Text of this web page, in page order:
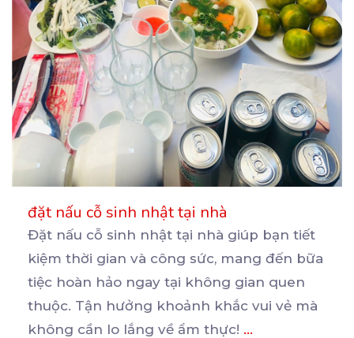
đặt nấu cỗ sinh nhật tại nhà
Đặt nấu cỗ sinh nhật tại nhà giúp bạn tiết
kiệm thời gian và công sức, mang đến bữa
tiệc hoàn hảo ngay tại không gian quen
thuộc. Tận hưởng khoảnh khắc vui vẻ mà
không cần lo lắng về ẩm thực! ...